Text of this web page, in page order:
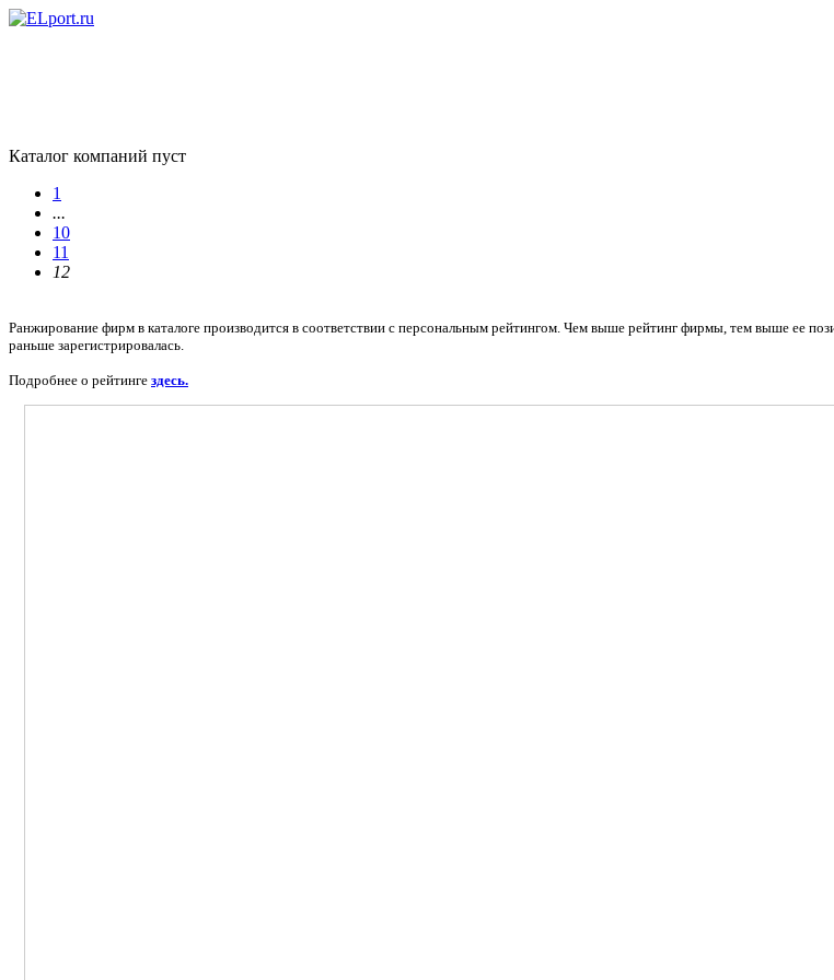
Каталог компаний пуст
1
...
10
11
12
Ранжирование фирм в каталоге производится в соответствии с персональным рейтингом. Чем выше рейтинг фирмы, тем выше ее
раньше зарегистрировалась.
Подробнее о рейтинге здесь.